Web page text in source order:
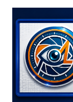
Skip
content